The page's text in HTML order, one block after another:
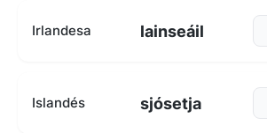
Irlandesa lainseáil
Islandés sjósetja